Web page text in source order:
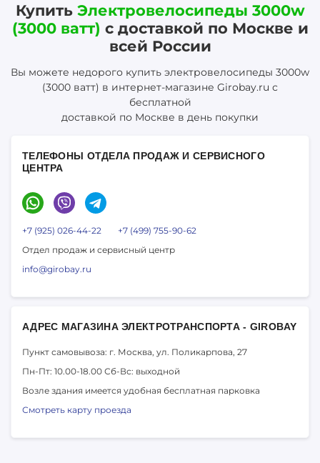
Купить Электровелосипеды 3000w
(3000 ватт) с доставкой по Москве и
всей России
Вы можете недорого купить электровелосипеды 3000w
(3000 ватт) в интернет-магазине Girobay.ru с
бесплатной
доставкой по Москве в день покупки
ТЕЛЕФОНЫ ОТДЕЛА ПРОДАЖ И СЕРВИСНОГО
ЦЕНТРА
+7 (925) 026-44-22
+7 (499) 755-90-62
Отдел продаж и сервисный центр
info@girobay.ru
АДРЕС МАГАЗИНА ЭЛЕКТРОТРАНСПОРТА - GIROBAY
Пункт самовывоза: г. Москва, ул. Поликарпова, 27
Пн-Пт: 10.00-18.00 Сб-Вс: выходной
Возле здания имеется удобная бесплатная парковка
Смотреть карту проезда